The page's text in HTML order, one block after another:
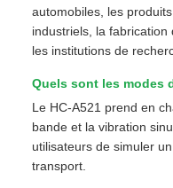
automobiles, les
industriels, la
les institutions de
Quels sont les modes
Le HC-A521 prend en
bande et la vibration
utilisateurs de simuler
transport.